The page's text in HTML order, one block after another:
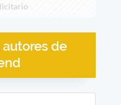
autores de